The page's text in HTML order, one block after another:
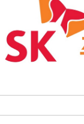
30일 폐쇄한 주주 명